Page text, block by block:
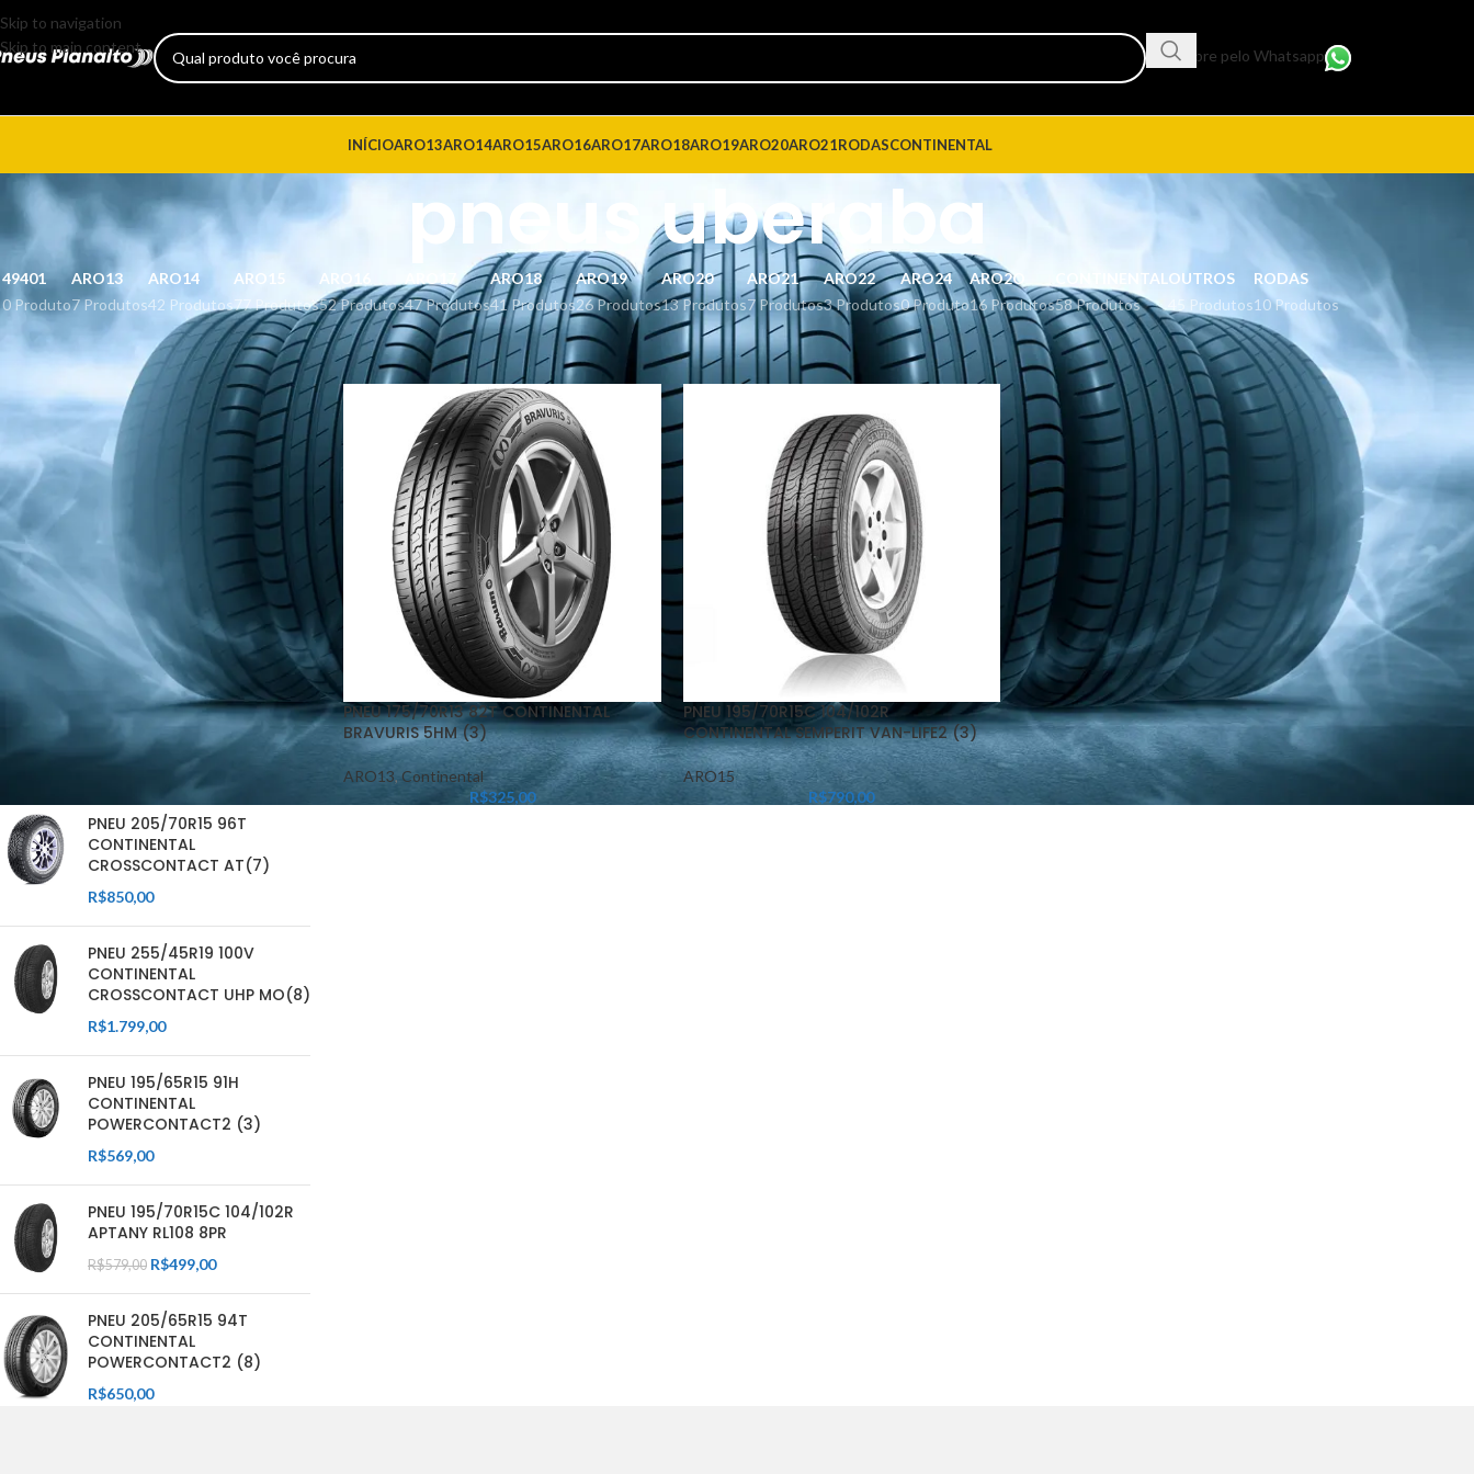
Skip to navigation
Skip to main content
Compre pelo Whatsapp
INÍCIOARO13ARO14ARO15ARO16ARO17ARO18ARO19ARO20ARO21RODASCONTINENTAL
pneus uberaba
49401
0 Produto
ARO13
7 Produtos
ARO14
42 Produtos
ARO15
77 Produtos
ARO16
52 Produtos47 Produtos
ARO18
41 Produtos
ARO19
26 Produtos
ARO20
13 Produtos
ARO21
7 Produtos
ARO22
3 Produtos
ARO24
0 Produto
ARO2O
16 Produtos
CONTINENTAL
58 Produtos
OUTROS
45 Produtos
RODAS
10 Produtos
CATEGORIAS DE PRODUTO
FILTRAR POR PREÇO
PNEU 205/70R15 96T
CONTINENTAL
CROSSCONTACT AT(7)
R$850,00
PNEU 255/45R19 100V
CONTINENTAL
CROSSCONTACT UHP MO(8)
R$1.799,00
PNEU 195/65R15 91H
CONTINENTAL
POWERCONTACT2 (3)
R$569,00
PNEU 195/70R15C 104/102R
APTANY RL108 8PR
R$579,00 R$499,00
PNEU 205/65R15 94T
CONTINENTAL
POWERCONTACT2 (8)
R$650,00
Início Produtos marcados com a tag “pneus uberaba” Mostrar 9 12 18 24
PNEU 175/70R13 82T CONTINENTAL
BRAVURIS 5HM (3)
ARO13, Continental
R$325,00
PNEU 195/70R15C 104/102R
CONTINENTAL SEMPERIT VAN-LIFE2 (3)
ARO15
R$790,00